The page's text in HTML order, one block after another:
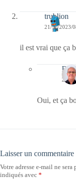
trublion
21/10/2023/
il est vrai que ça
21/
Oui, et ça
Laisser un commentaire
Votre adresse e-mail ne sera
indiqués avec *